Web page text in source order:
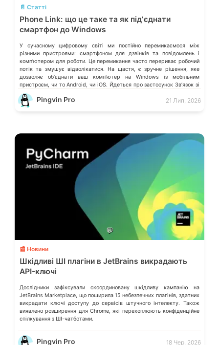
📄 Статті
Phone Link: що це таке та як підʼєднати
смартфон до Windows
У сучасному цифровому світі ми постійно перемикаємося між
різними пристроями: смартфоном для дзвінків та повідомлень і
компʼютером для роботи. Це перемикання часто перериває робочий
потік та змушує відволікатися. На щастя, є зручне рішення, яке
дозволяє обʼєднати ваш компʼютер на Windows із мобільним
пристроєм, чи то Android, чи iOS. Йдеться про застосунок Звʼязок зі
смартфоном (Phone Link) від Microsoft, що перетворює ваш ПК на
своєрідний «міст» до функцій смартфона.
Pingvin Pro 21 Лип, 2026
💬
📰 Новини
Шкідливі ШІ плагіни в JetBrains викрадають
API-ключі
Дослідники зафіксували скоординовану шкідливу кампанію на
JetBrains Marketplace, що поширила 15 небезпечних плагінів, здатних
викрадати ключі доступу до сервісів штучного інтелекту. Також
виявлено розширення для Chrome, які перехоплюють конфіденційне
спілкування з ШІ-чатботами.
Pingvin Pro 18 Чер, 2026